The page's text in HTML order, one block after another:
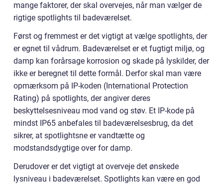
mange faktorer, der skal overvejes, når man vælger de
rigtige spotlights til badeværelset.
Først og fremmest er det vigtigt at vælge spotlights, der
er egnet til vådrum. Badeværelset er et fugtigt miljø, og
damp kan forårsage korrosion og skade på lyskilder, der
ikke er beregnet til dette formål. Derfor skal man være
opmærksom på IP-koden (International Protection
Rating) på spotlights, der angiver deres
beskyttelsesniveau mod vand og støv. Et IP-kode på
mindst IP65 anbefales til badeværelsesbrug, da det
sikrer, at spotlightsne er vandtætte og
modstandsdygtige over for damp.
Derudover er det vigtigt at overveje det ønskede
lysniveau i badeværelset. Spotlights kan være en god